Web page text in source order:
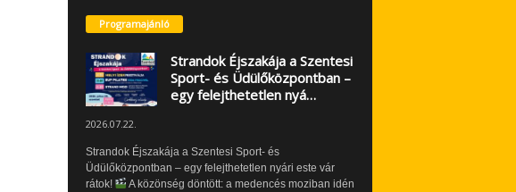
Programajánló
Strandok Éjszakája a Szentesi
Sport- és Üdülőközpontban –
egy felejthetetlen nyá…
2026.07.22.
Strandok Éjszakája a Szentesi Sport- és
Üdülőközpontban – egy felejthetetlen nyári este vár
rátok!
A közönség döntött: a medencés moziban idén